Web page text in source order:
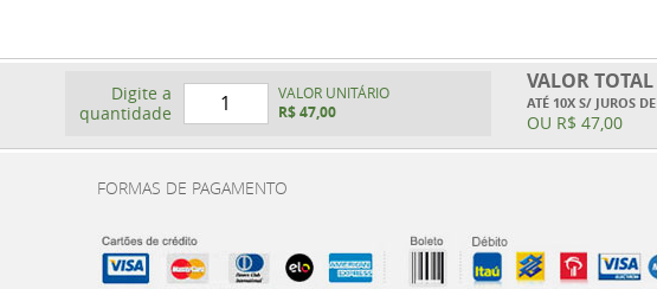
Digite a
quantidade
VALOR UNITÁRIO
R$ 47,00
VALOR TOTAL
ATÉ 10X S/ JUROS DE
OU R$ 47,00
FORMAS DE PAGAMENTO